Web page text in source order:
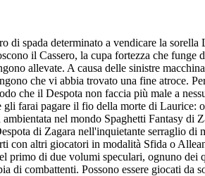
di spada determinato a vendicare la sorella
il Cassero, la cupa fortezza che
allevate. A causa delle sinistre
che vi abbia trovato una fine atroce.
che il Despota non faccia più male a
gli farai pagare il fio della morte di Laurice:
ambientata nel mondo Spaghetti Fantasy di
di Zagara nell'inquietante serraglio
con altri giocatori in modalità Sfida o
primo di due volumi speculari, ognuno dei
di combattenti. Possono essere giocati